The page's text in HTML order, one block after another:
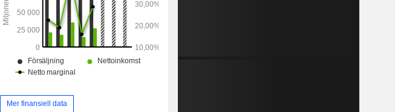
Mer finansiell data